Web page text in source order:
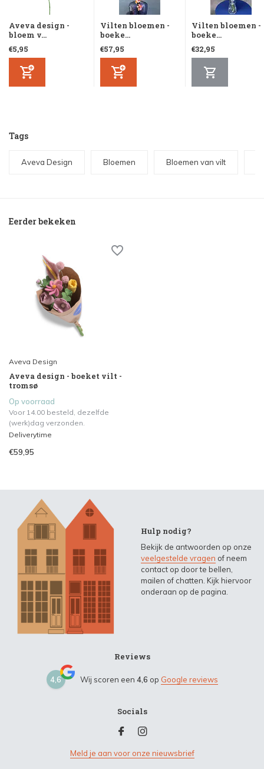
Aveva design -
bloem v...
€5,95
Vilten bloemen -
boeke...
€57,95
Vilten bloemen -
boeke...
€32,95
Tags
Aveva Design Bloemen Bloemen van vilt
Eerder bekeken
Aveva Design
Aveva design - boeket vilt -
tromsø
Op voorraad
Voor 14.00 besteld, dezelfde
(werk)dag verzonden.
Deliverytime
€59,95
Hulp nodig?
Bekijk de antwoorden op onze
veelgestelde vragen of neem
contact op door te bellen,
mailen of chatten. Kijk hiervoor
onderaan op de pagina.
Reviews
4,6 Wij scoren een 4,6 op Google reviews
Socials
Meld je aan voor onze nieuwsbrief